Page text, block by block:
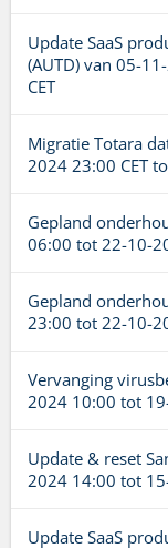
Update SaaS
(AUTD) van 05-
CET
Migratie Totara
2024 23:00 CET
Gepland
06:00 tot 22-10-
Gepland
23:00 tot 22-10-
Vervanging
2024 10:00 tot
Update & reset
2024 14:00 tot
Update SaaS